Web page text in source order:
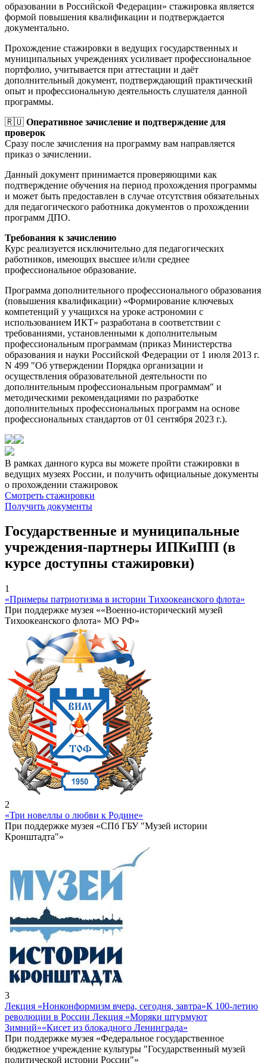
образовании в Российской Федерации» стажировка является
формой повышения квалификации и подтверждается
документально.
Прохождение стажировки в ведущих государственных и
муниципальных учреждениях усиливает профессиональное
портфолио, учитывается при аттестации и даёт
дополнительный документ, подтверждающий практический
опыт и профессиональную деятельность слушателя данной
программы.
🇷🇺 Оперативное зачисление и подтверждение для
проверок
Сразу после зачисления на программу вам направляется
приказ о зачислении.
Данный документ принимается проверяющими как
подтверждение обучения на период прохождения программы
и может быть предоставлен в случае отсутствия обязательных
для педагогического работника документов о прохождении
программ ДПО.
Требования к зачислению
Курс реализуется исключительно для педагогических
работников, имеющих высшее и/или среднее
профессиональное образование.
Программа дополнительного профессионального образования
(повышения квалификации) «Формирование ключевых
компетенций у учащихся на уроке астрономии с
использованием ИКТ» разработана в соответствии с
требованиями, установленными к дополнительным
профессиональным программам (приказ Министерства
образования и науки Российской Федерации от 1 июля 2013 г.
N 499 "Об утверждении Порядка организации и
осуществления образовательной деятельности по
дополнительным профессиональным программам" и
методическими рекомендациями по разработке
дополнительных профессиональных программ на основе
профессиональных стандартов от 01 сентября 2023 г.).
В рамках данного курса вы можете пройти стажировки в
ведущих музеях России, и получить официальные документы
о прохождении стажировок
Смотреть стажировки
Получить документы
Государственные и муниципальные
учреждения-партнеры ИПКиПП (в
курсе доступны стажировки)
1
«Примеры патриотизма в истории Тихоокеанского флота»
При поддержке музея ««Военно-исторический музей
Тихоокеанского флота» МО РФ»
2
«Три новеллы о любви к Родине»
При поддержке музея «СПб ГБУ "Музей истории
Кронштадта"»
3
Лекция «Нонконформизм вчера, сегодня, завтра»К 100-летию
революции в России Лекция «Моряки штурмуют
Зимний»«Кисет из блокадного Ленинграда»
При поддержке музея «Федеральное государственное
бюджетное учреждение культуры "Государственный музей
политической истории России"»